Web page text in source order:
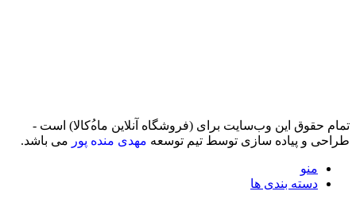
تمام حقوق اين وب‌سايت برای (فروشگاه آنلاین ماه‌‌‌‌‌‌ُکالا) است -
طراحی و پیاده سازی توسط تیم توسعه مهدی منده پور می باشد.
منو
دسته بندی ها